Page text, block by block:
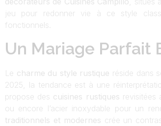
jeu pour redonner vie à ce style
fonctionnels.
Un Mariage Parfait
Le charme du style rustique réside dans
2025, la tendance est à une
propose des cuisines rustiques revisitées
ou encore l’acier inoxydable pour un
traditionnels et modernes crée un